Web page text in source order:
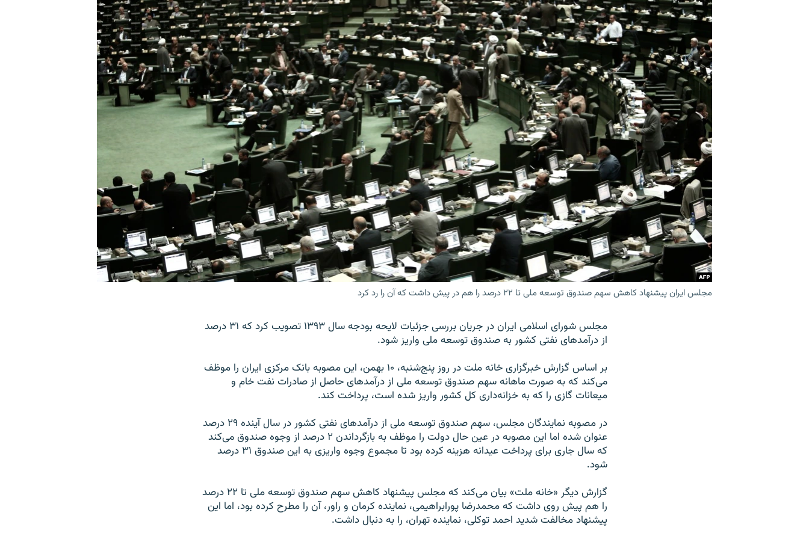
مجلس ایران پیشنهاد کاهش سهم صندوق توسعه ملی تا ۲۲ درصد را هم در پیش داشت که آن را رد کرد
مجلس شورای اسلامی ایران در جریان بررسی جزئیات لایحه بودجه سال ۱۳۹۳ تصویب کرد که ۳۱ درصد
از درآمدهای نفتی کشور به صندوق توسعه ملی واریز شود.
بر اساس گزارش خبرگزاری خانه ملت در روز پنج‌شنبه، ۱۰ بهمن، این مصوبه بانک مرکزی ایران را موظف
می‌کند که به صورت ماهانه سهم صندوق توسعه ملی از درآمدهای حاصل از صادرات نفت خام و
میعانات گازی را که به خزانه‌داری کل کشور واریز شده است، پرداخت کند.
در مصوبه نمایندگان مجلس، سهم صندوق توسعه ملی از درآمدهای نفتی کشور در سال آینده ۲۹ درصد
عنوان شده اما این مصوبه در عین حال دولت را موظف به بازگرداندن ۲ درصد از وجوه صندوق می‌کند
که سال جاری برای پرداخت عیدانه هزینه کرده بود تا مجموع وجوه واریزی به این صندوق ۳۱ درصد
شود.
گزارش دیگر «خانه ملت» بیان می‌کند که مجلس پیشنهاد کاهش سهم صندوق توسعه ملی تا ۲۲ درصد
را هم پیش روی داشت که محمدرضا پورابراهیمی، نماینده کرمان و راور، آن را مطرح کرده بود، اما این
پیشنهاد مخالفت شدید احمد توکلی، نماینده تهران، را به دنبال داشت.